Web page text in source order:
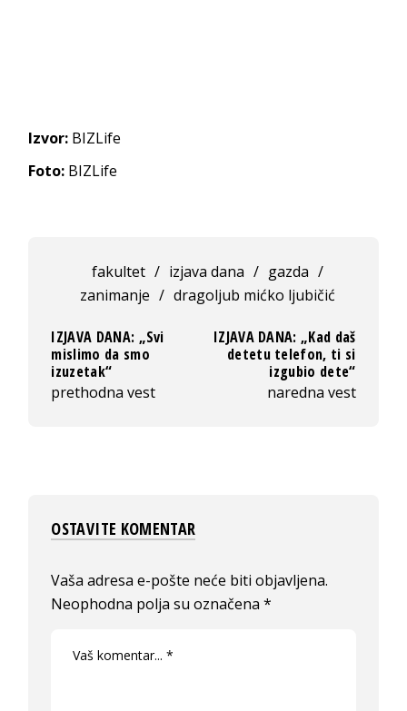
Izvor: BIZLife
Foto: BIZLife
fakultet / izjava dana / gazda /
zanimanje / dragoljub mićko ljubičić
IZJAVA DANA: „Svi
mislimo da smo
izuzetak“
prethodna vest
IZJAVA DANA: „Kad daš
detetu telefon, ti si
izgubio dete“
naredna vest
OSTAVITE KOMENTAR
Vaša adresa e-pošte neće biti objavljena.
Neophodna polja su označena*